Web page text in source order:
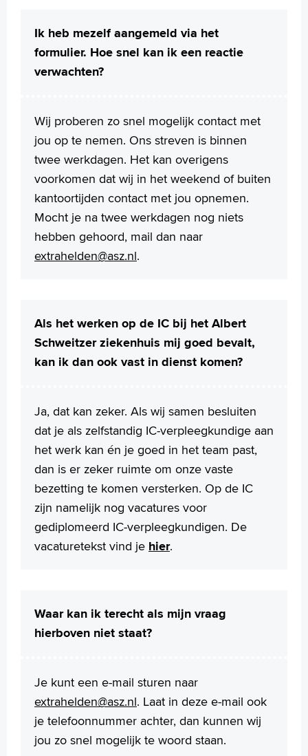
Ik heb mezelf aangemeld via het
formulier. Hoe snel kan ik een reactie
verwachten?
Wij proberen zo snel mogelijk contact met
jou op te nemen. Ons streven is binnen
twee werkdagen. Het kan overigens
voorkomen dat wij in het weekend of buiten
kantoortijden contact met jou opnemen.
Mocht je na twee werkdagen nog niets
hebben gehoord, mail dan naar
extrahelden@asz.nl.
Als het werken op de IC bij het Albert
Schweitzer ziekenhuis mij goed bevalt,
kan ik dan ook vast in dienst komen?
Ja, dat kan zeker. Als wij samen besluiten
dat je als zelfstandig IC-verpleegkundige aan
het werk kan én je goed in het team past,
dan is er zeker ruimte om onze vaste
bezetting te komen versterken. Op de IC
zijn namelijk nog vacatures voor
gediplomeerd IC-verpleegkundigen. De
vacaturetekst vind je hier.
Waar kan ik terecht als mijn vraag
hierboven niet staat?
Je kunt een e-mail sturen naar
extrahelden@asz.nl. Laat in deze e-mail ook
je telefoonnummer achter, dan kunnen wij
jou zo snel mogelijk te woord staan.